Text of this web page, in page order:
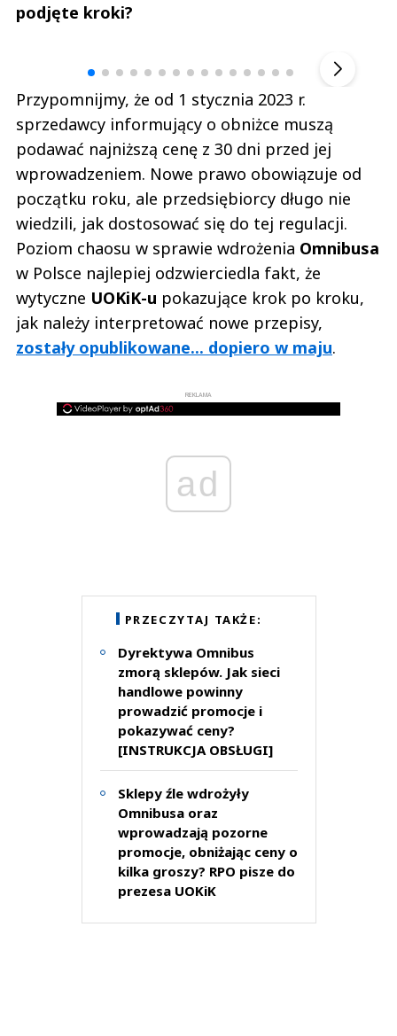
podjęte kroki?
Przypomnijmy, że od 1 stycznia 2023 r.
sprzedawcy informujący o obniżce muszą
podawać najniższą cenę z 30 dni przed jej
wprowadzeniem. Nowe prawo obowiązuje od
początku roku, ale przedsiębiorcy długo nie
wiedzili, jak dostosować się do tej regulacji.
Poziom chaosu w sprawie wdrożenia Omnibusa
w Polsce najlepiej odzwierciedla fakt, że
wytyczne UOKiK-u pokazujące krok po kroku,
jak należy interpretować nowe przepisy,
zostały opublikowane... dopiero w maju.
REKLAMA
ad
PRZECZYTAJ TAKŻE:
Dyrektywa Omnibus
zmorą sklepów. Jak sieci
handlowe powinny
prowadzić promocje i
pokazywać ceny?
[INSTRUKCJA OBSŁUGI]
Sklepy źle wdrożyły
Omnibusa oraz
wprowadzają pozorne
promocje, obniżając ceny o
kilka groszy? RPO pisze do
prezesa UOKiK